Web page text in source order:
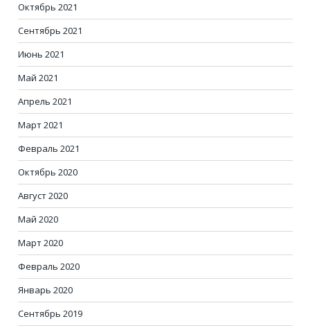
Октябрь 2021
Сентябрь 2021
Июнь 2021
Май 2021
Апрель 2021
Март 2021
Февраль 2021
Октябрь 2020
Август 2020
Май 2020
Март 2020
Февраль 2020
Январь 2020
Сентябрь 2019